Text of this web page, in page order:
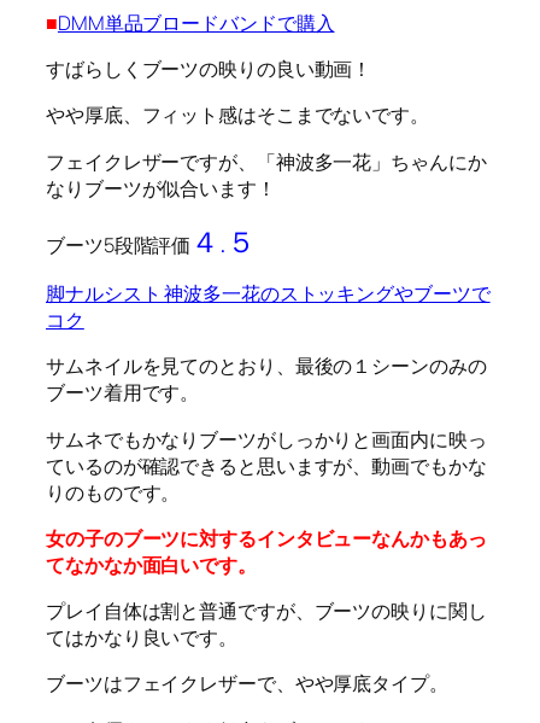
■DMM単品ブロードバンドで購入
すばらしくブーツの映りの良い動画！
やや厚底、フィット感はそこまでないです。
フェイクレザーですが、「神波多一花」ちゃんにか
なりブーツが似合います！
ブーツ5段階評価 ４.５
脚ナルシスト 神波多一花のストッキングやブーツで
コク
サムネイルを見てのとおり、最後の１シーンのみの
ブーツ着用です。
サムネでもかなりブーツがしっかりと画面内に映っ
ているのが確認できると思いますが、動画でもかな
りのものです。
女の子のブーツに対するインタビューなんかもあっ
てなかなか面白いです。
プレイ自体は割と普通ですが、ブーツの映りに関し
てはかなり良いです。
ブーツはフェイクレザーで、やや厚底タイプ。